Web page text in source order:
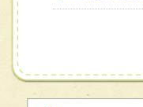
チーム08【